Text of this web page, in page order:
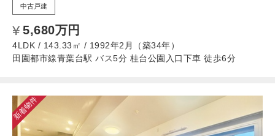
中古戸建
5,680万円
4LDK / 143.33㎡ / 1992年2月（築34年）
田園都市線青葉台駅 バス5分 桂台公園入口下車 徒歩6分
新着物件